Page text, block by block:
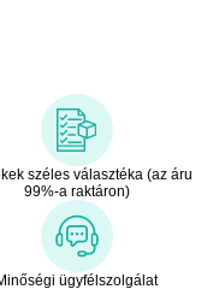
széles választéka (az áru
99%-a raktáron)
ügyfélszolgálat